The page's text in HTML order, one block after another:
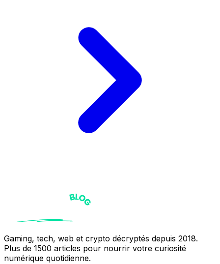
Gaming, tech, web et crypto décryptés depuis 2018.
Plus de 1500 articles pour nourrir votre curiosité
numérique quotidienne.